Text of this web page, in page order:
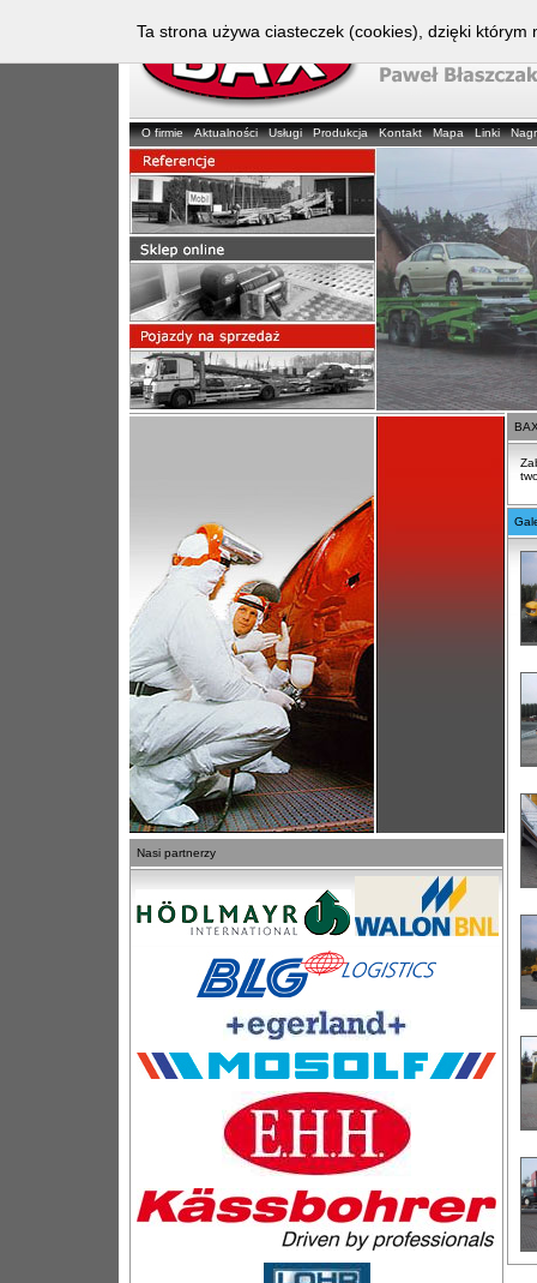
O firmie Aktualności Usługi Produkcja Kontakt Mapa Linki
Nasi partnerzy
Ta strona używa ciasteczek (cookies), dzięki którym